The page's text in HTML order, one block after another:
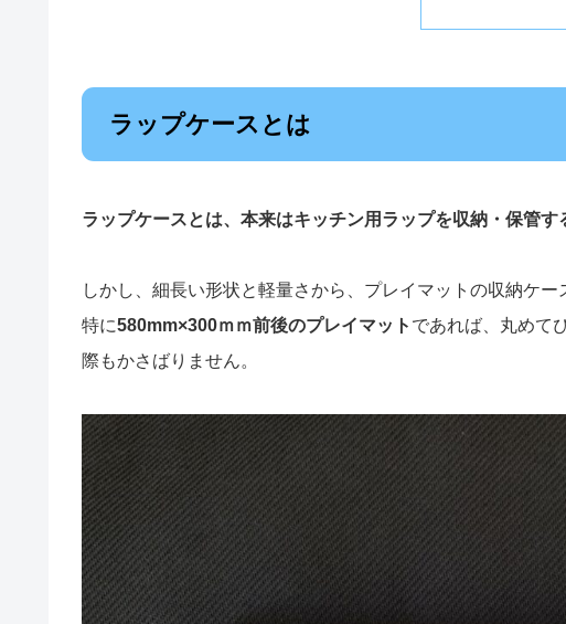
ラップケースとは
ラップケースとは、本来はキッチン用ラップを収納・保管す
しかし、細長い形状と軽量さから、プレイマットの収納ケー
特に580mm×300ｍｍ前後のプレイマット であれば、丸めて
際もかさばりません。